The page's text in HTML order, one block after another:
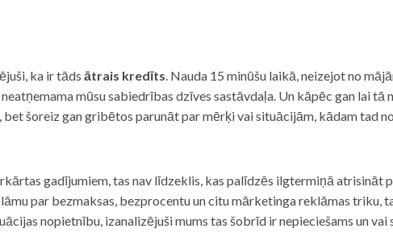
ka ir tāds ātrais kredīts. Nauda 15 minūšu laikā, neizejot no
mūsu sabiedrības dzīves sastāvdaļa. Un kāpēc gan lai tā
bet šoreiz gan gribētos parunāt par mērķi vai situācijām, kādam tad
gadījumiem, tas nav līdzeklis, kas palīdzēs ilgtermiņā atrisināt
par bezmaksas, bezprocentu un citu mārketinga reklāmas triku,
nopietnību, izanalizējuši mums tas šobrīd ir nepieciešams un